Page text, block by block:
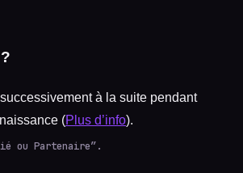
à la suite pendant
(Plus d’info).
ou Partenaire”.